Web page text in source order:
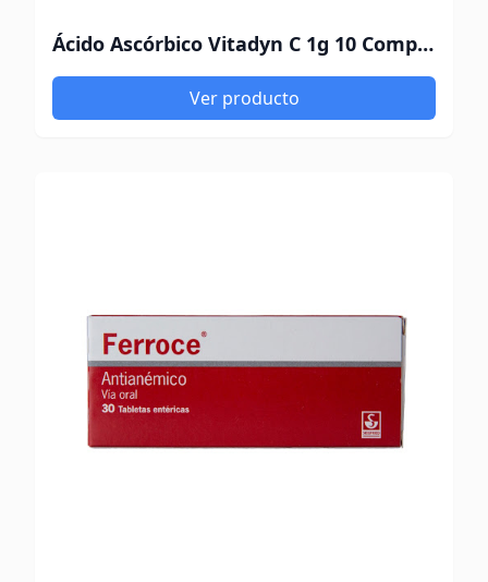
Ácido Ascórbico Vitadyn C 1g 10 Comprimidos Efervescentes Sabor Grapefruit Sin Azucar Oftalmi
Ver producto